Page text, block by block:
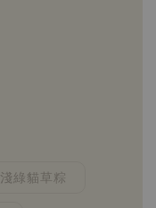
淺綠貓草粽